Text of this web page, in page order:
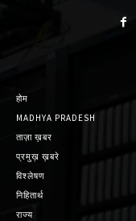
होम
MADHYA PRADESH
ताज़ा ख़बर
प्रमुख़ ख़बरे
विश्लेषण
निहितार्थ
राज्य